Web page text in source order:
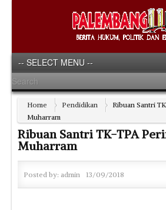
Home Pendidikan
Ribuan Santri
Muharram
Ribuan Santri TK-TPA
Muharram
Posted by: admin 13/09/2018